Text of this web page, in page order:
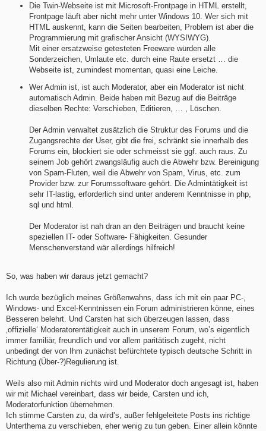
Die Twin-Webseite ist mit Microsoft-Frontpage in HTML erstellt,
Frontpage läuft aber nicht mehr unter Windows 10. Wer sich mit
HTML auskennt, kann die Seiten bearbeiten, Problem ist aber die
Programmierung mit grafischer Ansicht (WYSIWYG).
Mit einer ersatzweise getesteten Freeware würden alle
Sonderzeichen, Umlaute etc. durch eine Raute ersetzt … die
Webseite ist, zumindest momentan, quasi eine Leiche.
Wer Admin ist, ist auch Moderator, aber ein Moderator ist nicht
automatisch Admin. Beide haben mit Bezug auf die Beiträge
dieselben Rechte: Verschieben, Editieren, … , Löschen.
Der Admin verwaltet zusätzlich die Struktur des Forums und die
Zugangsrechte der User, gibt die frei, schränkt sie innerhalb des
Forums ein, blockiert sie oder schmeisst sie ggf. auch raus. Zu
seinem Job gehört zwangsläufig auch die Abwehr bzw. Bereinigung
von Spam-Fluten, weil die Abwehr von Spam, Virus, etc. zum
Provider bzw. zur Forumssoftware gehört. Die Admintätigkeit ist
sehr IT-lastig, erforderlich sind unter anderem Kenntnisse in php,
sql und html.
Der Moderator ist nah dran an den Beiträgen und braucht keine
speziellen IT- oder Software- Fähigkeiten. Gesunder
Menschenverstand wär allerdings hilfreich!
So, was haben wir daraus jetzt gemacht?
Ich wurde bezüglich meines Größenwahns, dass ich mit ein paar PC-,
Windows- und Excel-Kenntnissen ein Forum administrieren könne, eines
Besseren belehrt. Und Carsten hat sich überzeugen lassen, dass
‚offizielle‘ Moderatorentätigkeit auch in unserem Forum, wo’s eigentlich
immer familiär, freundlich und vor allem paritätisch zugeht, nicht
unbedingt der von Ihm zunächst befürchtete typisch deutsche Schritt in
Richtung (Über-?)Regulierung ist.
Weils also mit Admin nichts wird und Moderator doch angesagt ist, haben
wir mit Michael vereinbart, dass wir beide, Carsten und ich,
Moderatorfunktion übernehmen.
Ich stimme Carsten zu, da wird’s, außer fehlgeleitete Posts ins richtige
Unterthema zu verschieben, eher wenig zu tun geben. Einer allein könnte